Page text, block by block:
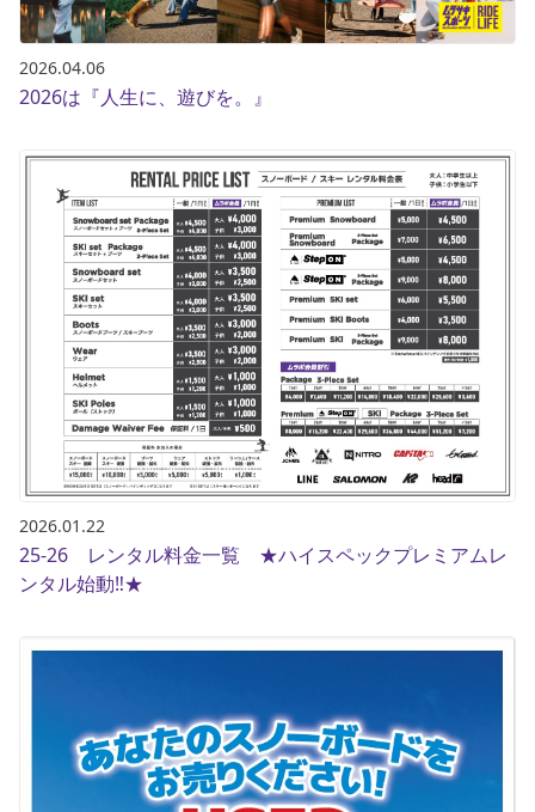
2026.04.06
2026は『人生に、遊びを。』
2026.01.22
25-26 レンタル料金一覧 ★ハイスペックプレミアムレ
ンタル始動‼★